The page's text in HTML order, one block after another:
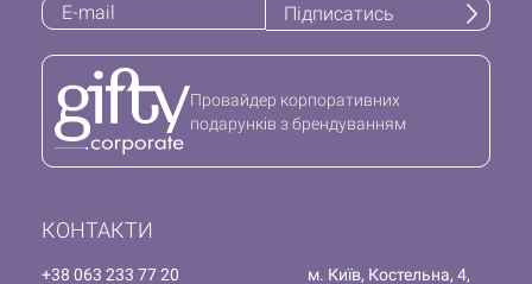
КОНТАКТИ
+38 063 233 77 20 м. Київ, Костельна, 4,
Підписатись
Провайдер корпоративних
подарунків з брендуванням